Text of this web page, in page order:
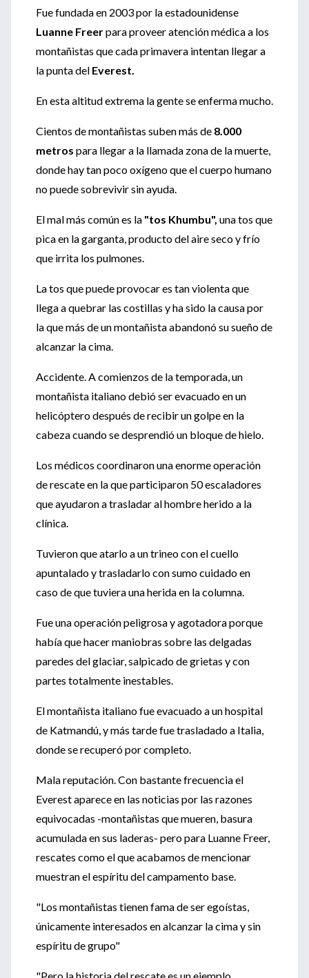
Fue fundada en 2003 por la estadounidense
Luanne Freerpara proveer atención médica a los
montañistas que cada primavera intentan llegar a
la punta del Everest.
En esta altitud extrema la gente se enferma mucho.
Cientos de montañistas suben más de 8.000
metros para llegar a la llamada zona de la muerte,
donde hay tan poco oxígeno que el cuerpo humano
no puede sobrevivir sin ayuda.
El mal más común es la "tos Khumbu", una tos que
pica en la garganta, producto del aire seco y frío
que irrita los pulmones.
La tos que puede provocar es tan violenta que
llega a quebrar las costillas y ha sido la causa por
la que más de un montañista abandonó su sueño de
alcanzar la cima.
Accidente. A comienzos de la temporada, un
montañista italiano debió ser evacuado en un
helicóptero después de recibir un golpe en la
cabeza cuando se desprendió un bloque de hielo.
Los médicos coordinaron una enorme operación
de rescate en la que participaron 50 escaladores
que ayudaron a trasladar al hombre herido a la
clínica.
Tuvieron que atarlo a un trineo con el cuello
apuntalado y trasladarlo con sumo cuidado en
caso de que tuviera una herida en la columna.
Fue una operación peligrosa y agotadora porque
había que hacer maniobras sobre las delgadas
paredes del glaciar, salpicado de grietas y con
partes totalmente inestables.
El montañista italiano fue evacuado a un hospital
de Katmandú, y más tarde fue trasladado a Italia,
donde se recuperó por completo.
Mala reputación. Con bastante frecuencia el
Everest aparece en las noticias por las razones
equivocadas -montañistas que mueren, basura
acumulada en sus laderas- pero para Luanne Freer,
rescates como el que acabamos de mencionar
muestran el espíritu del campamento base.
"Los montañistas tienen fama de ser egoístas,
únicamente interesados en alcanzar la cima y sin
espíritu de grupo"